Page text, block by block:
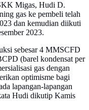
Migas, Hudi D.
gas ke pembeli telah
dan kemudian diikuti
2023.
sebesar 4 MMSCFD
(barel kondensat per
gas dengan
optimisme bagi
lapangan-lapangan
Hudi dikutip Kamis